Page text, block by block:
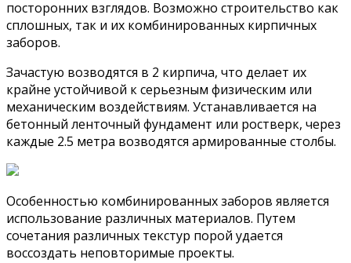
посторонних взглядов. Возможно строительство как
сплошных, так и их комбинированных кирпичных
заборов.
Зачастую возводятся в 2 кирпича, что делает их
крайне устойчивой к серьезным физическим или
механическим воздействиям. Устанавливается на
бетонный ленточный фундамент или ростверк, через
каждые 2.5 метра возводятся армированные столбы.
Особенностью комбинированных заборов является
использование различных материалов. Путем
сочетания различных текстур порой удается
воссоздать неповторимые проекты.